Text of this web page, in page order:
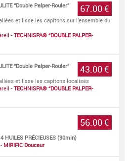
67.00 €
“Double Palper-Rouler”
et lisse les capitons sur l’ensemble du
- TECHNISPA® “DOUBLE PALPER-
43.00 €
“Double Palper-Rouler”
et lisse les capitons localisés
- TECHNISPA® “DOUBLE PALPER-
56.00 €
HUILES PRÉCIEUSES (30min)
MIRIFIC Douceur